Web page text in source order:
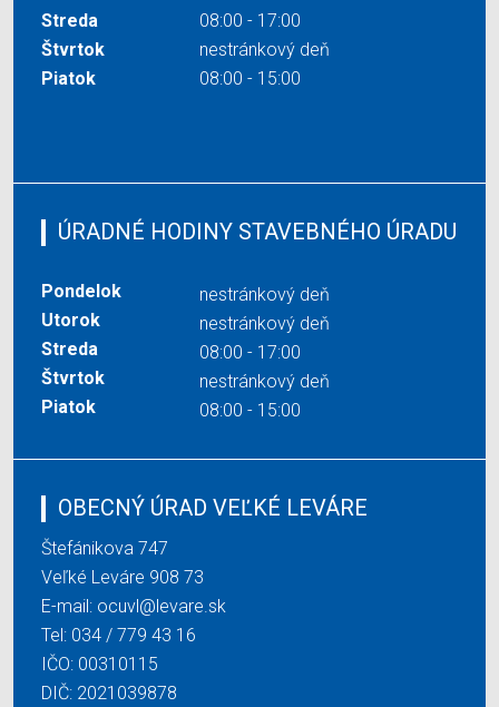
Streda
08:00 - 17:00
Štvrtok
nestránkový deň
Piatok
08:00 - 15:00
ÚRADNÉ HODINY STAVEBNÉHO ÚRADU
Pondelok
nestránkový deň
Utorok
nestránkový deň
Streda
08:00 - 17:00
Štvrtok
nestránkový deň
Piatok
08:00 - 15:00
OBECNÝ ÚRAD VEĽKÉ LEVÁRE
Štefánikova 747
Veľké Leváre 908 73
E-mail: ocuvl@levare.sk
Tel: 034 / 779 43 16
IČO: 00310115
DIČ: 2021039878